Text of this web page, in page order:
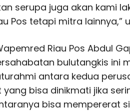
serupa juga akan kami
Pos tetapi mitra lainnya,”
Riau Pos Abdul
bulutangkis ini
antara kedua
bisa dinikmati jika
bisa mempererat